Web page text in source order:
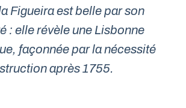
Figueira est belle par son
: elle révèle une Lisbonne
façonnée par la nécessité
après 1755.